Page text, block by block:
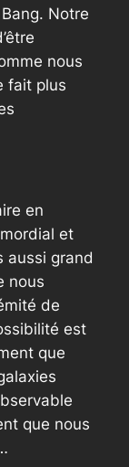
Notre
nous
fait plus
en
et
aussi grand
nous
de
est
que
que nous